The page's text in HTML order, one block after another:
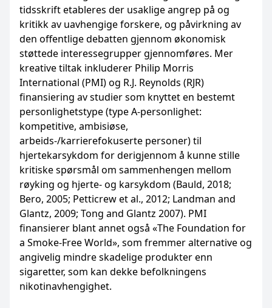
tidsskrift etableres der usaklige angrep på og
kritikk av uavhengige forskere, og påvirkning av
den offentlige debatten gjennom økonomisk
støttede interessegrupper gjennomføres. Mer
kreative tiltak inkluderer Philip Morris
International (PMI) og R.J. Reynolds (RJR)
finansiering av studier som knyttet en bestemt
personlighetstype (type A-personlighet:
kompetitive, ambisiøse,
arbeids-/karrierefokuserte personer) til
hjertekarsykdom for derigjennom å kunne stille
kritiske spørsmål om sammenhengen mellom
røyking og hjerte- og karsykdom (Bauld, 2018;
Bero, 2005; Petticrew et al., 2012; Landman and
Glantz, 2009; Tong and Glantz 2007). PMI
finansierer blant annet også «The Foundation for
a Smoke-Free World», som fremmer alternative og
angivelig mindre skadelige produkter enn
sigaretter, som kan dekke befolkningens
nikotinavhengighet.